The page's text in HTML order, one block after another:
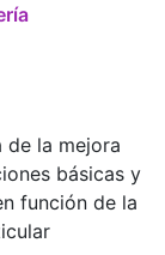
la mejora
básicas y
función de la